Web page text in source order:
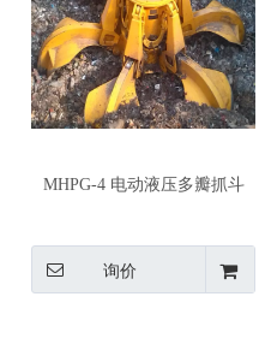
MHPG-4 电动液压多瓣抓斗
询价